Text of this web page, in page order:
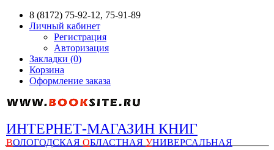
8 (8172) 75-92-12, 75-91-89
Личный кабинет
Регистрация
Авторизация
Закладки (0)
Корзина
Оформление заказа
ИНТЕРНЕТ-МАГАЗИН КНИГ
ВОЛОГОДСКАЯ ОБЛАСТНАЯ УНИВЕРСАЛЬНАЯ